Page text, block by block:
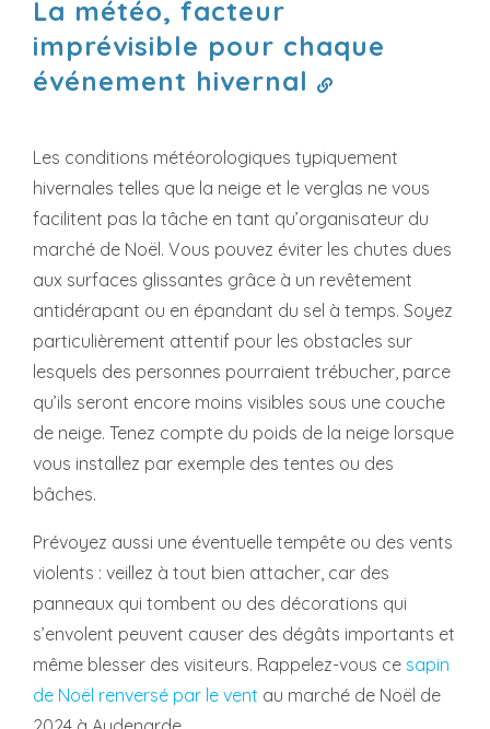
La météo, facteur
imprévisible pour chaque
événement hivernal
Les conditions météorologiques typiquement
hivernales telles que la neige et le verglas ne vous
facilitent pas la tâche en tant qu’organisateur du
marché de Noël. Vous pouvez éviter les chutes dues
aux surfaces glissantes grâce à un revêtement
antidérapant ou en épandant du sel à temps. Soyez
particulièrement attentif pour les obstacles sur
lesquels des personnes pourraient trébucher, parce
qu’ils seront encore moins visibles sous une couche
de neige. Tenez compte du poids de la neige lorsque
vous installez par exemple des tentes ou des
bâches.
Prévoyez aussi une éventuelle tempête ou des vents
violents : veillez à tout bien attacher, car des
panneaux qui tombent ou des décorations qui
s’envolent peuvent causer des dégâts importants et
même blesser des visiteurs. Rappelez-vous ce sapin
de Noël renversé par le vent au marché de Noël de